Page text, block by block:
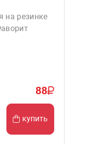
на резинке
88
купить